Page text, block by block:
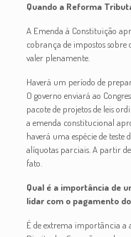
Quando a Reforma
A Emenda à Constituição
cobrança de impostos
valer plenamente.
Haverá um período de
O governo enviará ao
pacote de projetos de leis
a emenda constitucional
haverá uma espécie de
alíquotas parciais. A partir
fato.
Qual é a importância de
lidar com o pagamento
É de extrema importância a